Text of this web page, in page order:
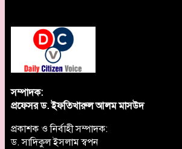
সম্পাদক:
প্রফেসর ড. ইফতিখারুল আলম মাসউদ
প্রকাশক ও নির্বাহী সম্পাদক:
ড. সাদিকুল ইসলাম স্বপন